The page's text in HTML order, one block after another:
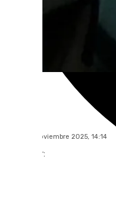
lunes, 24 noviembre 2025, 14:14
Compartir: